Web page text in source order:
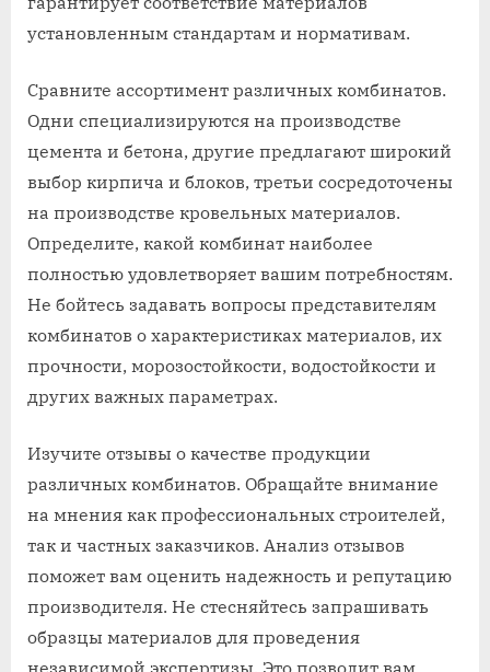
установленным стандартам и нормативам.
Сравните ассортимент различных комбинатов.
Одни специализируются на производстве
цемента и бетона, другие предлагают широкий
выбор кирпича и блоков, третьи сосредоточены
на производстве кровельных материалов.
Определите, какой комбинат наиболее
полностью удовлетворяет вашим потребностям.
Не бойтесь задавать вопросы представителям
комбинатов о характеристиках материалов, их
прочности, морозостойкости, водостойкости и
других важных параметрах.
Изучите отзывы о качестве продукции
различных комбинатов. Обращайте внимание
на мнения как профессиональных строителей,
так и частных заказчиков. Анализ отзывов
поможет вам оценить надежность и репутацию
производителя. Не стесняйтесь запрашивать
образцы материалов для проведения